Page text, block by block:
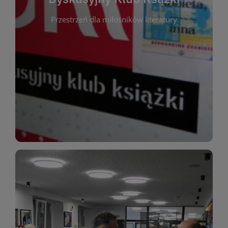
Przestrzeń dla miłośników literatury
Dyskusyjny Klub Ksążki
Dyskusyjny Klub Książki to przestrzeń dla
miłośników literatury, którzy lubią dzielić się
opiniami i emocjami po lekturze. Spotykamy się
regularnie, by rozmawiać o wybranych tytułach z
różnych gatunków literackich. Każde spotkanie to
okazja do inspirującej dyskusji, wymiany
miłośników estetycznych doznań!
WIĘCEJ